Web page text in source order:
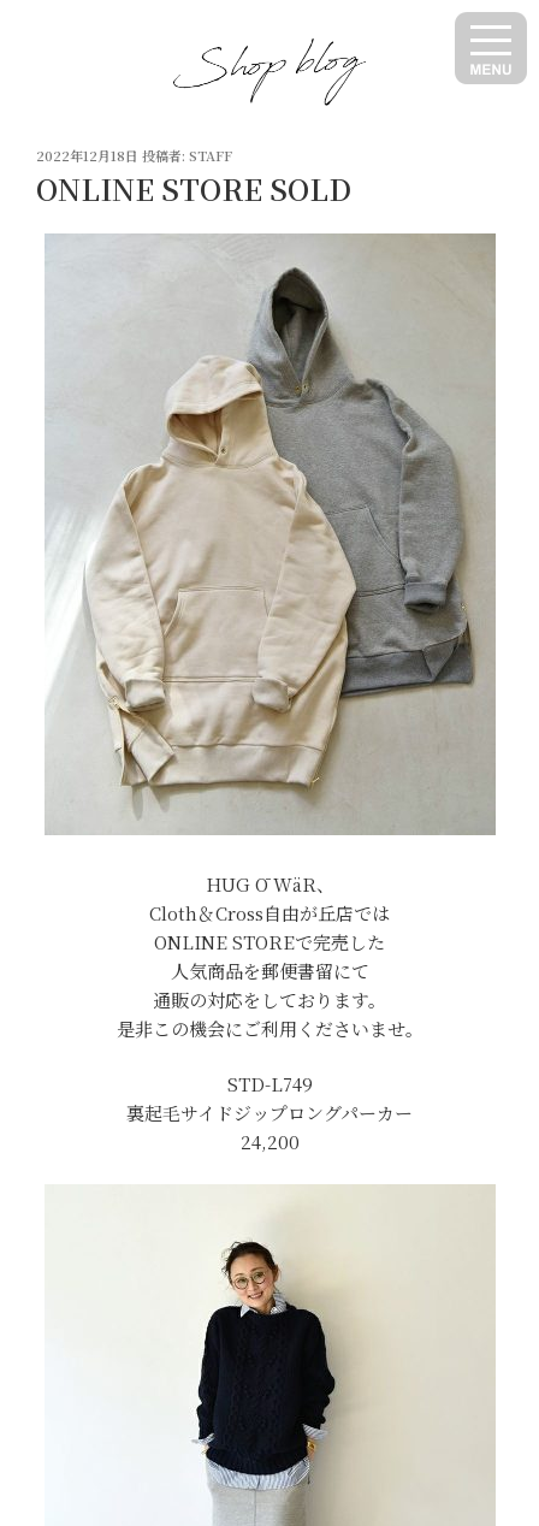
投
稿
日:
2022年12月18日 投稿者: STAFF
ONLINE STORE SOLD
HUG Ō WäR、
Cloth＆Cross自由が丘店では
ONLINE STOREで完売した
人気商品を郵便書留にて
通販の対応をしております。
是非この機会にご利用くださいませ。
STD-L749
裏起毛サイドジップロングパーカー
24,200